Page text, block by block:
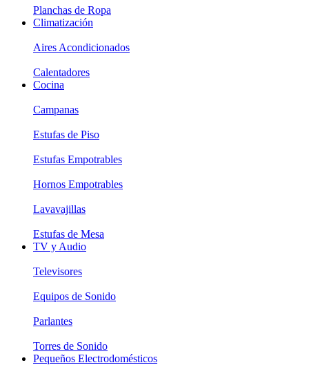
Planchas de Ropa
Climatización
Aires Acondicionados
Calentadores
Cocina
Campanas
Estufas de Piso
Estufas Empotrables
Hornos Empotrables
Lavavajillas
Estufas de Mesa
TV y Audio
Televisores
Equipos de Sonido
Parlantes
Torres de Sonido
Pequeños Electrodomésticos